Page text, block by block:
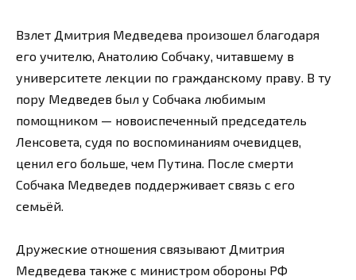
Взлет Дмитрия Медведева произошел благодаря
его учителю, Анатолию Собчаку, читавшему в
университете лекции по гражданскому праву. В ту
пору Медведев был у Собчака любимым
помощником — новоиспеченный председатель
Ленсовета, судя по воспоминаниям очевидцев,
ценил его больше, чем Путина. После смерти
Собчака Медведев поддерживает связь с его
семьёй.
Дружеские отношения связывают Дмитрия
Медведева также с министром обороны РФ